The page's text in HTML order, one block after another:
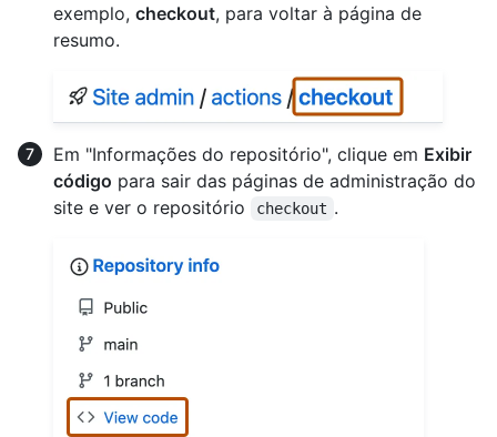
exemplo, checkout, para voltar à página de
resumo.
Em "Informações do repositório", clique em Exibir
código para sair das páginas de administração do
site e ver o repositório
checkout .